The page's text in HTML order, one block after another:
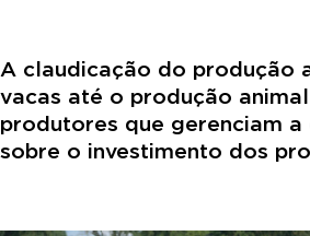
A claudicação do produção
vacas até o produção
produtores que gerenciam
sobre o investimento dos